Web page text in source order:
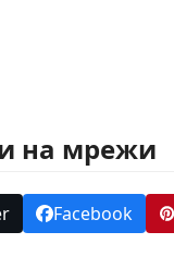
на мрежи
Facebook